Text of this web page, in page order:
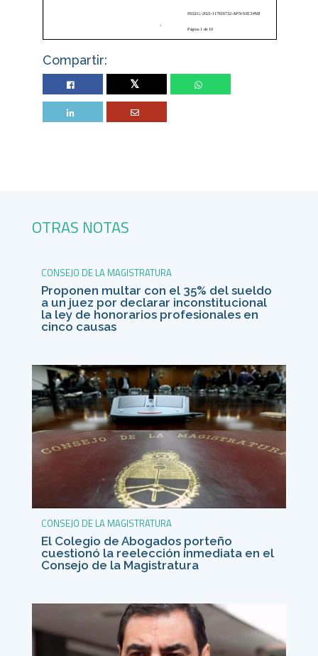
Compartir:
Twitter
OTRAS NOTAS
CONSEJO DE LA MAGISTRATURA
Proponen multar con el 35% del sueldo
a un juez por declarar inconstitucional
la ley de honorarios profesionales en
cinco causas
CONSEJO DE LA MAGISTRATURA
El Colegio de Abogados porteño
cuestionó la reelección inmediata en el
Consejo de la Magistratura